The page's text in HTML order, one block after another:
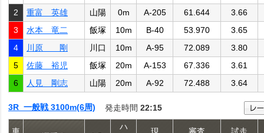
2
重富 英雄 山陽 0m A-205 61.644 3.66
3
水本 竜二 飯塚 10m B-40 53.970 3.65
4
川原 剛 川口 10m A-95 72.089 3.80
5
佐藤 裕児 飯塚 20m A-153 67.336 3.61
6
人見 剛志 山陽 20m A-92 72.488 3.64
3R 一般戦 3100m(6周) 発走時間 22:15
ハ